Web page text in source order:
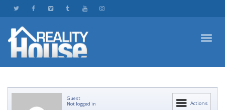
Actions
Guest
Not logged in